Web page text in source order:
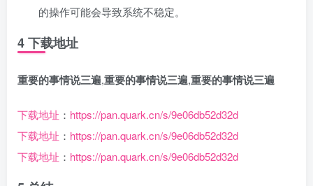
的操作可能会导致系统不稳定。
4 下载地址
重要的事情说三遍,重要的事情说三遍,重要的事情说三遍
下载地址 ： https://pan.quark.cn/s/9e06db52d32d
下载地址 ： https://pan.quark.cn/s/9e06db52d32d
下载地址 ： https://pan.quark.cn/s/9e06db52d32d